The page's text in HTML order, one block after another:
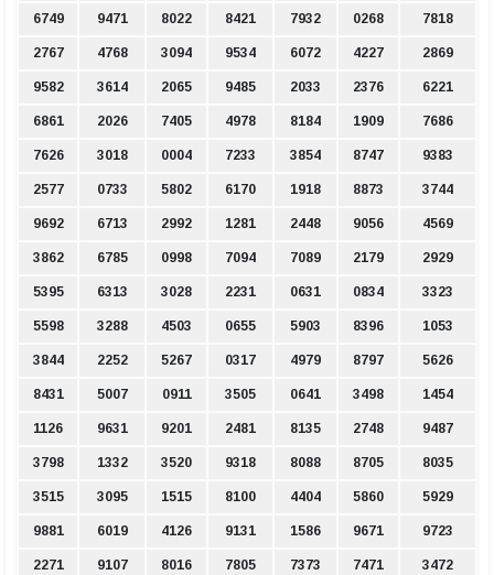
6749 9471 8022 8421 7932 0268 7818
2767 4768 3094 9534 6072 4227 2869
9582 3614 2065 9485 2033 2376 6221
6861 2026 7405 4978 8184 1909 7686
7626 3018 0004 7233 3854 8747 9383
2577 0733 5802 6170 1918 8873 3744
9692 6713 2992 1281 2448 9056 4569
3862 6785 0998 7094 7089 2179 2929
5395 6313 3028 2231 0631 0834 3323
5598 3288 4503 0655 5903 8396 1053
3844 2252 5267 0317 4979 8797 5626
8431 5007 0911 3505 0641 3498 1454
1126 9631 9201 2481 8135 2748 9487
3798 1332 3520 9318 8088 8705 8035
3515 3095 1515 8100 4404 5860 5929
9881 6019 4126 9131 1586 9671 9723
2271 9107 8016 7805 7373 7471 3472